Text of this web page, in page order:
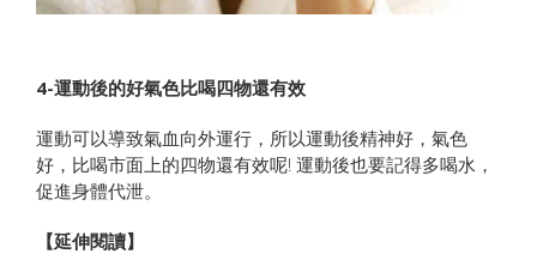
4-運動後的好氣色比喝四物還有效
運動可以導致氣血向外運行，所以運動後精神好，氣色
好，比喝市面上的四物還有效呢! 運動後也要記得多喝水，
促進身體代泄。
【延伸閱讀】